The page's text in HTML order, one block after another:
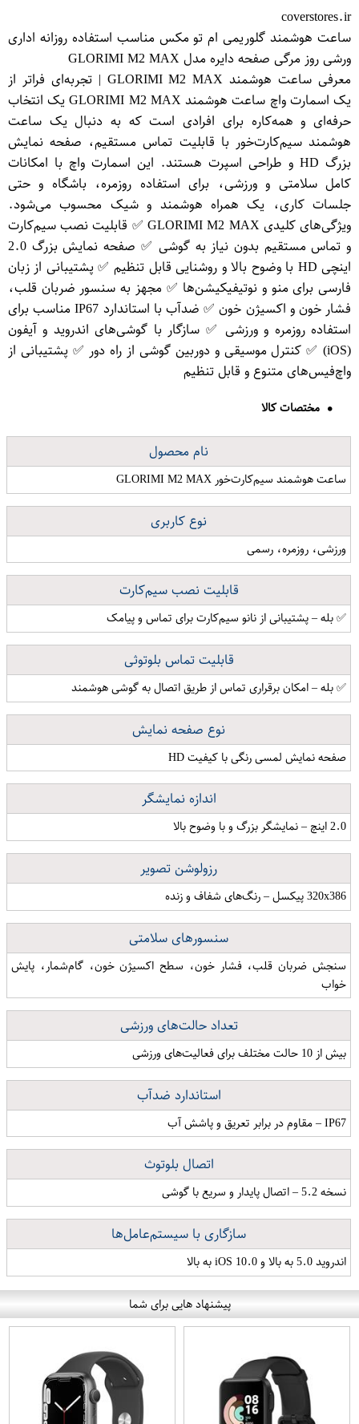
coverstores.ir
ساعت هوشمند گلوریمی ام تو مکس مناسب استفاده روزانه اداری
ورشی روز مرگی صفحه دایره مدل GLO​RIMI M2 MAX
معرفی ساعت هوشمند GLO​RIMI M2 MAX | تجربه‌ای فراتر از
یک اسمارت واچ ساعت هوشمند GLO​RIMI M2 MAX یک انتخاب
حرفه‌ای و همه‌کاره برای افرادی است که به دنبال یک ساعت
هوشمند سیم‌کارت‌خور با قابلیت تماس مستقیم، صفحه نمایش
بزرگ HD و طراحی اسپرت هستند. این اسمارت واچ با امکانات
کامل سلامتی و ورزشی، برای استفاده روزمره، باشگاه و حتی
جلسات کاری، یک همراه هوشمند و شیک محسوب می‌شود.
ویژگی‌های کلیدی GLO​RIMI M2 MAX ✅ قابلیت نصب سیم‌کارت
و تماس مستقیم بدون نیاز به گوشی ✅ صفحه نمایش بزرگ 2.0
اینچی HD با وضوح بالا و روشنایی قابل تنظیم ✅ پشتیبانی از زبان
فارسی برای منو و نوتیفیکیشن‌ها ✅ مجهز به سنسور ضربان قلب،
فشار خون و اکسیژن خون ✅ ضدآب با استاندارد IP67 مناسب برای
استفاده روزمره و ورزشی ✅ سازگار با گوشی‌های اندروید و آیفون
(iOS) ✅ کنترل موسیقی و دوربین گوشی از راه دور ✅ پشتیبانی از
واچ‌فیس‌های متنوع و قابل تنظیم
مختصات کالا
نام محصول
ساعت هوشمند سیم‌کارت‌خور GLORIMI M2 MAX
نوع کاربری
ورزشی، روزمره، رسمی
قابلیت نصب سیم‌کارت
✅ بله – پشتیبانی از نانو سیم‌کارت برای تماس و پیامک
قابلیت تماس بلوتوثی
✅ بله – امکان برقراری تماس از طریق اتصال به گوشی هوشمند
نوع صفحه نمایش
صفحه نمایش لمسی رنگی با کیفیت HD
اندازه نمایشگر
2.0 اینچ – نمایشگر بزرگ و با وضوح بالا
رزولوشن تصویر
320x386 پیکسل – رنگ‌های شفاف و زنده
سنسورهای سلامتی
سنجش ضربان قلب، فشار خون، سطح اکسیژن خون، گام‌شمار، پایش
خواب
تعداد حالت‌های ورزشی
بیش از 10 حالت مختلف برای فعالیت‌های ورزشی
استاندارد ضدآب
IP67 – مقاوم در برابر تعریق و پاشش آب
اتصال بلوتوث
نسخه 5.2 – اتصال پایدار و سریع با گوشی
سازگاری با سیستم‌عامل‌ها
اندروید 5.0 به بالا و iOS 10.0 به بالا
پیشنهاد هایی برای شما